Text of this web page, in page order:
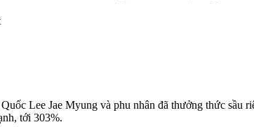
Lee Jae Myung và phu nhân đã thưởng thức
tới 303%.